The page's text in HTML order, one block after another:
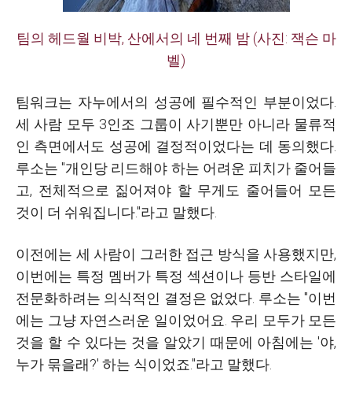
팀의 헤드월 비박, 산에서의 네 번째 밤 (사진: 잭슨 마
벨)
팀워크는 자누에서의 성공에 필수적인 부분이었다.
세 사람 모두 3인조 그룹이 사기뿐만 아니라 물류적
인 측면에서도 성공에 결정적이었다는 데 동의했다.
루소는 "개인당 리드해야 하는 어려운 피치가 줄어들
고, 전체적으로 짊어져야 할 무게도 줄어들어 모든
것이 더 쉬워집니다."라고 말했다.
이전에는 세 사람이 그러한 접근 방식을 사용했지만,
이번에는 특정 멤버가 특정 섹션이나 등반 스타일에
전문화하려는 의식적인 결정은 없었다. 루소는 "이번
에는 그냥 자연스러운 일이었어요. 우리 모두가 모든
것을 할 수 있다는 것을 알았기 때문에 아침에는 '야,
누가 묶을래?' 하는 식이었죠."라고 말했다.